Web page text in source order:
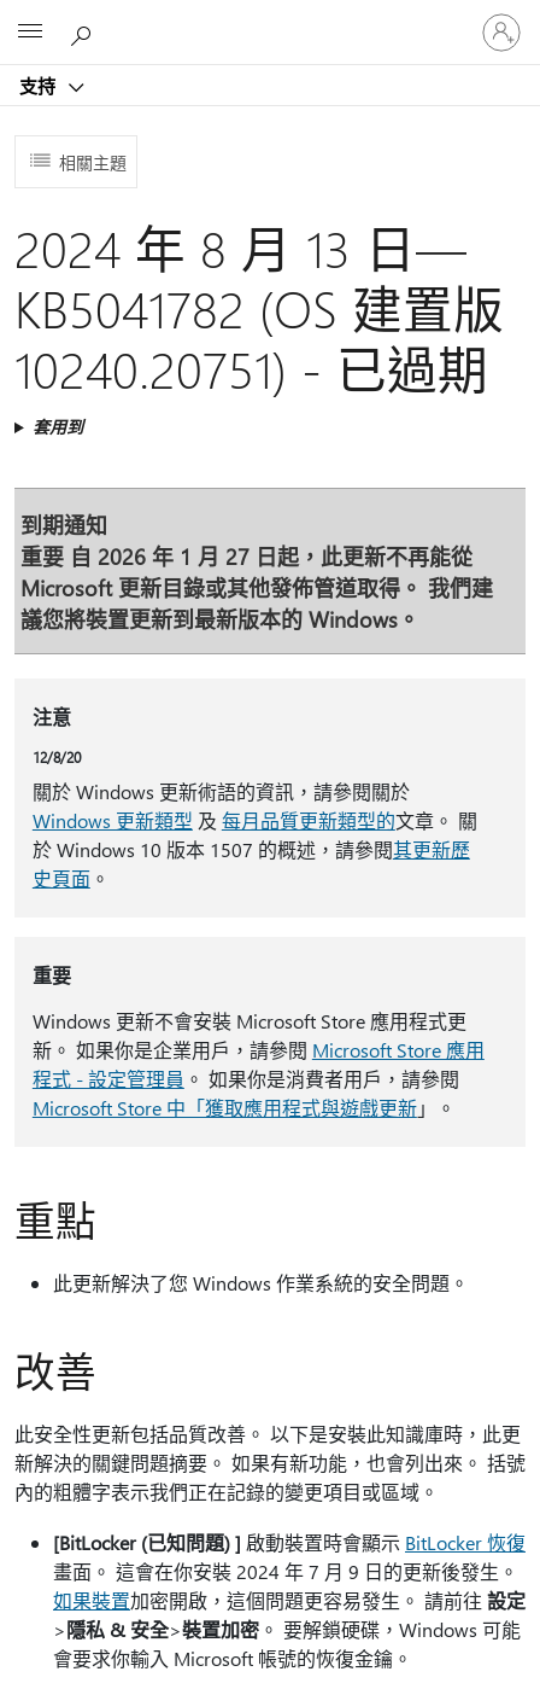
支持
登
入
您
相關主題
2024 年 8 月 13 日—
KB5041782 (OS 建置版
10240.20751) - 已過期
套用到
到期通知
重要 自 2026 年 1 月 27 日起，此更新不再能從
Microsoft 更新目錄或其他發佈管道取得。 我們建
議您將裝置更新到最新版本的 Windows。
注意
12/8/20
關於 Windows 更新術語的資訊，請參閱關於
Windows 更新類型 及 每月品質更新類型的文章。 關
於 Windows 10 版本 1507 的概述，請參閱其更新歷
史頁面。
重要
Windows 更新不會安裝 Microsoft Store 應用程式更
新。 如果你是企業用戶，請參閱 Microsoft Store 應用
程式 - 設定管理員 。 如果你是消費者用戶，請參閱
Microsoft Store 中「獲取應用程式與遊戲更新」。
重點
此更新解決了您 Windows 作業系統的安全問題。
改善
此安全性更新包括品質改善。 以下是安裝此知識庫時，此更
新解決的關鍵問題摘要。 如果有新功能，也會列出來。 括號
內的粗體字表示我們正在記錄的變更項目或區域。
[BitLocker (已知問題) ] 啟動裝置時會顯示 BitLocker 恢復
畫面。 這會在你安裝 2024 年 7 月 9 日的更新後發生。
如果裝置加密開啟，這個問題更容易發生。 請前往 設定
>隱私 & 安全>裝置加密 。 要解鎖硬碟，Windows 可能
會要求你輸入 Microsoft 帳號的恢復金鑰。